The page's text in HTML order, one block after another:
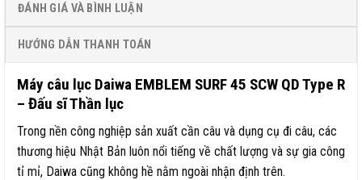
ĐÁNH GIÁ VÀ BÌNH LUẬN
HƯỚNG DẪN THANH TOÁN
Máy câu lục Daiwa EMBLEM SURF 45 SCW QD Type R
– Đấu sĩ Thần lục
Trong nền công nghiệp sản xuất cần câu và dụng cụ đi câu, các
thương hiệu Nhật Bản luôn nổi tiếng về chất lượng và sự gia công
tỉ mỉ, Daiwa cũng không hề nằm ngoài nhận định trên.